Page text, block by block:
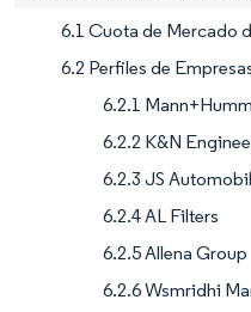
6.1 Cuota de Mercado
6.2 Perfiles de
6.2.1
6.2.2 K&N
6.2.3 JS
6.2.4 AL Filters
6.2.5 Allena Group
6.2.6 Wsmridhi